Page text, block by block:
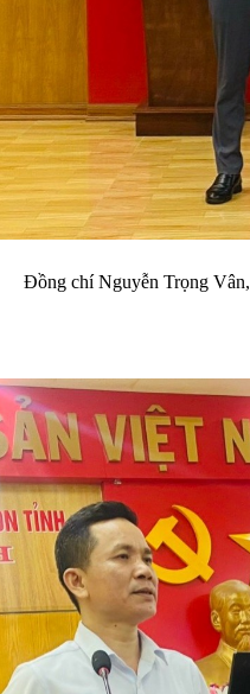
Đồng chí Nguyễn Trọng